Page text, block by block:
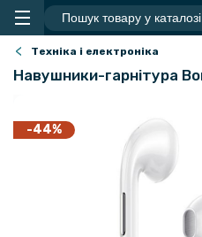
Техніка і електроніка
Навушники-гарнітура
-44%